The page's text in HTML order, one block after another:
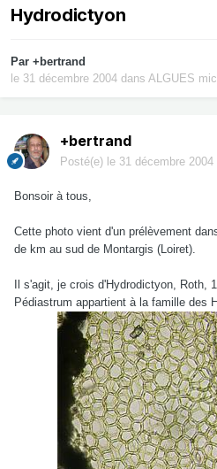
Hydrodictyon
Par +bertrand
le 31 décembre 2004 dans ALGUES
+bertrand
Posté(e) le 31 décembre 2004
Bonsoir à tous,
Cette photo vient d'un prélèvement
de km au sud de Montargis (Loiret).
Il s'agit, je crois d'Hydrodictyon, Roth,
Pédiastrum appartient à la famille des